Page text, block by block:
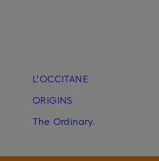
L'OCCITANE
ORIGINS
The Ordinary.